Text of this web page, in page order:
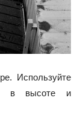
Используйте
в высоте и